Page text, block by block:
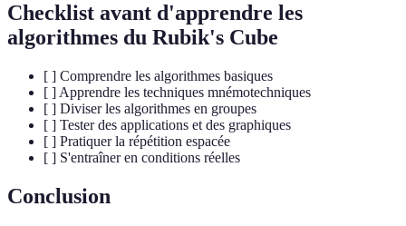
Checklist avant d'apprendre les
algorithmes du Rubik's Cube
[ ] Comprendre les algorithmes basiques
[ ] Apprendre les techniques mnémotechniques
[ ] Diviser les algorithmes en groupes
[ ] Tester des applications et des graphiques
[ ] Pratiquer la répétition espacée
[ ] S'entraîner en conditions réelles
Conclusion